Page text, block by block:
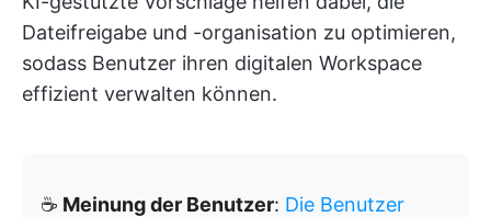
Dateifreigabe und -organisation zu optimieren,
sodass Benutzer ihren digitalen Workspace
effizient verwalten können.
☕ Meinung der Benutzer: Die Benutzer